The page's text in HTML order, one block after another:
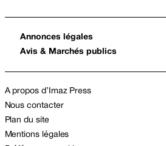
Annonces légales
Avis & Marchés publics
A propos d’Imaz Press
Nous contacter
Plan du site
Mentions légales